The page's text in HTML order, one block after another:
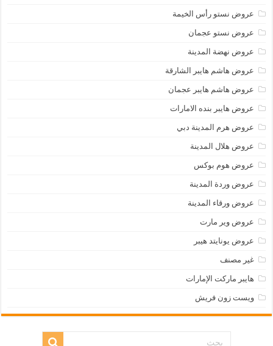
عروض نستو رأس الخيمة
عروض نستو عجمان
عروض نهضة المدينة
عروض هاشم هايبر الشارقة
عروض هاشم هايبر عجمان
عروض هايبر بنده الامارات
عروض هرم المدينة دبي
عروض هلال المدينة
عروض هوم بوكس
عروض وردة المدينة
عروض ورقاء المدينة
عروض وير مارت
عروض يونايتد هيبر
غير مصنف
هايبر ماركت الإمارات
ويست زون فريش